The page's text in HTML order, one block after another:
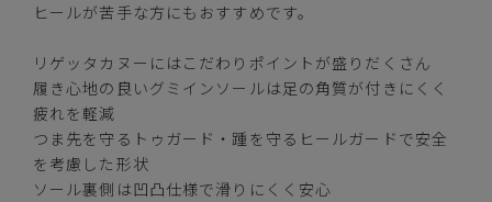
L(24.0cm～24.5cm)
在庫切れ
LL(25.0cm～25.5cm)
残りわずか
ヒールが苦手な方にもおすすめです。
リゲッタカヌーにはこだわりポイントが盛りだくさん
履き心地の良いグミインソールは足の角質が付きにくく
疲れを軽減
つま先を守るトゥガード・踵を守るヒールガードで安全
を考慮した形状
ソール裏側は凹凸仕様で滑りにくく安心